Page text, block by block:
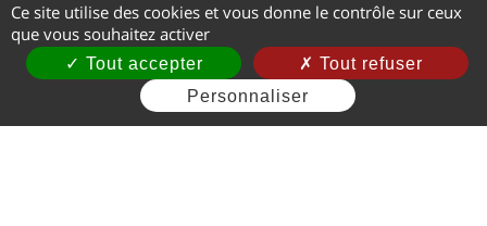
Ce site utilise des cookies et vous donne le contrôle sur ceux
que vous souhaitez activer
Tout accepter
Tout refuser
Personnaliser